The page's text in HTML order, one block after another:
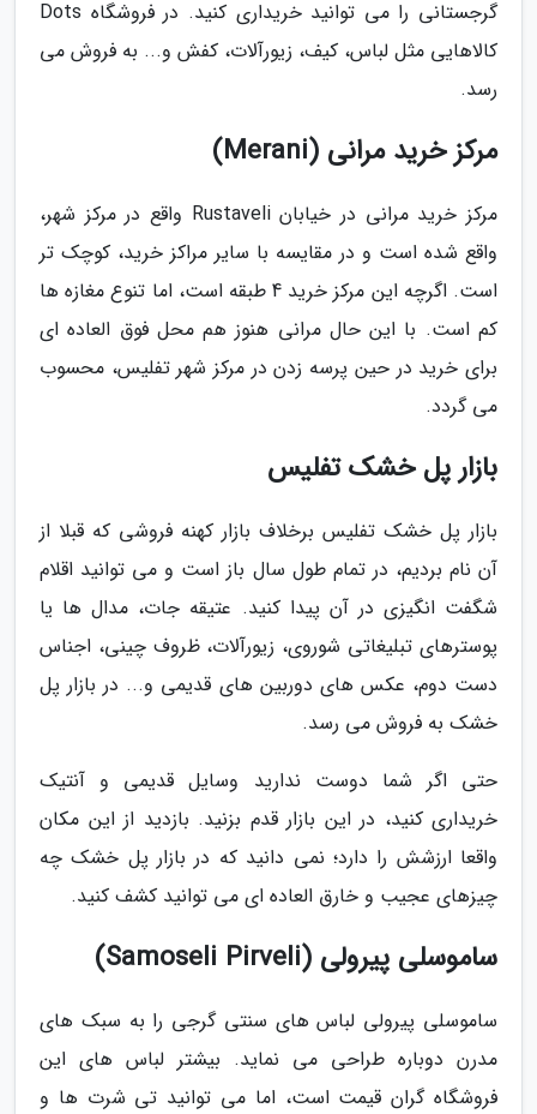
گرجستانی را می توانید خریداری کنید. در فروشگاه Dots
کالاهایی مثل لباس، کیف، زیورآلات، کفش و... به فروش می
رسد.
مرکز خرید مرانی (Merani)
مرکز خرید مرانی در خیابان Rustaveli واقع در مرکز شهر،
واقع شده است و در مقایسه با سایر مراکز خرید، کوچک تر
است. اگرچه این مرکز خرید 4 طبقه است، اما تنوع مغازه ها
کم است. با این حال مرانی هنوز هم محل فوق العاده ای
برای خرید در حین پرسه زدن در مرکز شهر تفلیس، محسوب
می گردد.
بازار پل خشک تفلیس
بازار پل خشک تفلیس برخلاف بازار کهنه فروشی که قبلا از
آن نام بردیم، در تمام طول سال باز است و می توانید اقلام
شگفت انگیزی در آن پیدا کنید. عتیقه جات، مدال ها یا
پوسترهای تبلیغاتی شوروی، زیورآلات، ظروف چینی، اجناس
دست دوم، عکس های دوربین های قدیمی و... در بازار پل
خشک به فروش می رسد.
حتی اگر شما دوست ندارید وسایل قدیمی و آنتیک
خریداری کنید، در این بازار قدم بزنید. بازدید از این مکان
واقعا ارزشش را دارد؛ نمی دانید که در بازار پل خشک چه
چیزهای عجیب و خارق العاده ای می توانید کشف کنید.
ساموسلی پیرولی (Samoseli Pirveli)
ساموسلی پیرولی لباس های سنتی گرجی را به سبک های
مدرن دوباره طراحی می نماید. بیشتر لباس های این
فروشگاه گران قیمت است، اما می توانید تی شرت ها و